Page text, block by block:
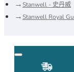
Stanwell - 史丹威
Stanwell Royal